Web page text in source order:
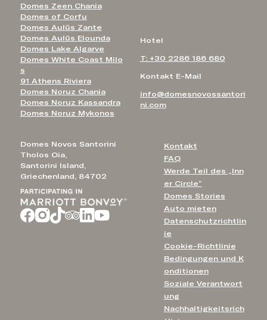
Domes Novos Santorini
Tholos Oia,
Santorini Island,
Griechenland, 84702
Kontakt
FAQ
Werde Teil des „Inn
er Circle“
Domes Stories
Auto mieten
Datenschutzrichtlin
ie
Cookie-Richtlinie
Bedingungen und K
onditionen
Soziale Verantwort
ung
Nachhaltigkeitsrich
Hotel
T: +30 2286 186 680
Kontakt E-Mail
info@domesnovossantori
ni.com
Domes Zeen Chania
Domes of Corfu
Domes Aulūs Zante
Domes Aulūs Elounda
Domes Lake Algarve
Domes White Coast Milo
s
91 Athens Riviera
Domes Noruz Chania
Domes Noruz Kassandra
Domes Noruz Mykonos